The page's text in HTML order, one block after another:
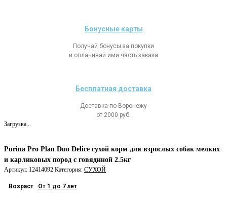
Бонусные карты
Получай бонусы за покупки
и оплачивай ими часть заказа
Бесплатная доставка
Доставка по Воронежу
от 2000 руб.
Загрузка...
Purina Pro Plan Duo Delice сухой корм для взрослых собак мелких
и карликовых пород с говядиной 2.5кг
Артикул: 12414092 Категория: СУХОЙ
Возраст От 1 до 7 лет